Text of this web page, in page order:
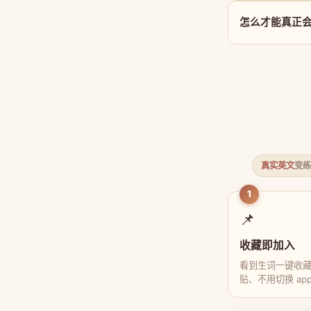
怎么才能真正
真实英文变
1
📌
收藏即加入
看到生词一键收
贴、不用切换